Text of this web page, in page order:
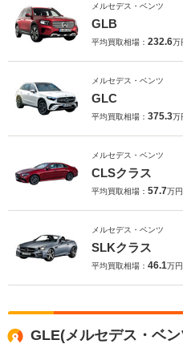
メルセデス・ベンツ
GLB
平均買取相場： 232.6万
メルセデス・ベンツ
GLC
平均買取相場： 375.3万
メルセデス・ベンツ
CLSクラス
平均買取相場： 57.7万
メルセデス・ベンツ
SLKクラス
平均買取相場： 46.1万
GLE(メルセデス・ベ